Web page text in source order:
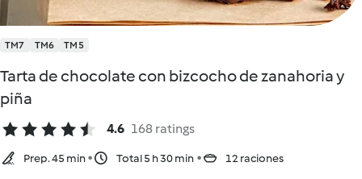
TM7 TM6 TM5
Tarta de chocolate con bizcocho de zanahoria y
piña
4.6 168 ratings
Prep. 45 min Total 5 h 30 min 12 raciones